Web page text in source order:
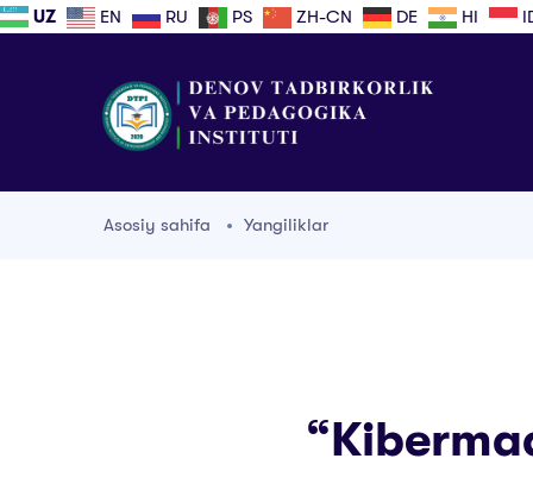
UZ EN RU PS ZH-CN DE HI
Asosiy sahifa Yangiliklar